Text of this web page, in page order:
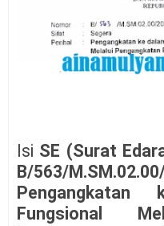
Isi SE (Surat
B/563/
Fungsional